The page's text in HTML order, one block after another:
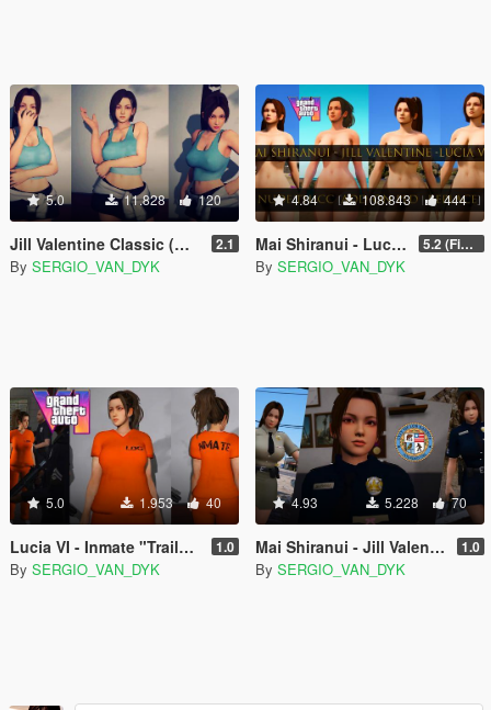
5.0 11.828 120
Jill Valentine Classic (Mai Shiranui) [Add-On Ped | Replace] KoF SNK - Resident Evil 3: Nemesis 2.1
By SERGIO_VAN_DYK
4.84 108.843 444
Mai Shiranui - Lucia VI - Jill Valentine | Nude/Thicc [Add-On Ped | Replace] Resident Evil - DOA 5.2 (Final)
By SERGIO_VAN_DYK
5.0 1.953 40
Lucia VI - Inmate "Trailer 1" (GTA 6) [Add-On Ped | Replace] 1.0
By SERGIO_VAN_DYK
4.93 5.228 70
Mai Shiranui - Jill Valentine - Police Officer - Sheriff [Replace] 1.0
By SERGIO_VAN_DYK